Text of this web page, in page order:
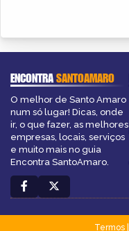
ENCONTRASANTOAMARO
O melhor de Santo Amaro
num só lugar! Dicas, onde
ir, o que fazer, as melhores
empresas, locais, serviços
e muito mais no guia
Encontra SantoAmaro.
Termos|